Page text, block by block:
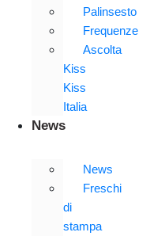
Palinsesto
Frequenze
Ascolta
Kiss
Kiss
Italia
News
News
Freschi
di
stampa